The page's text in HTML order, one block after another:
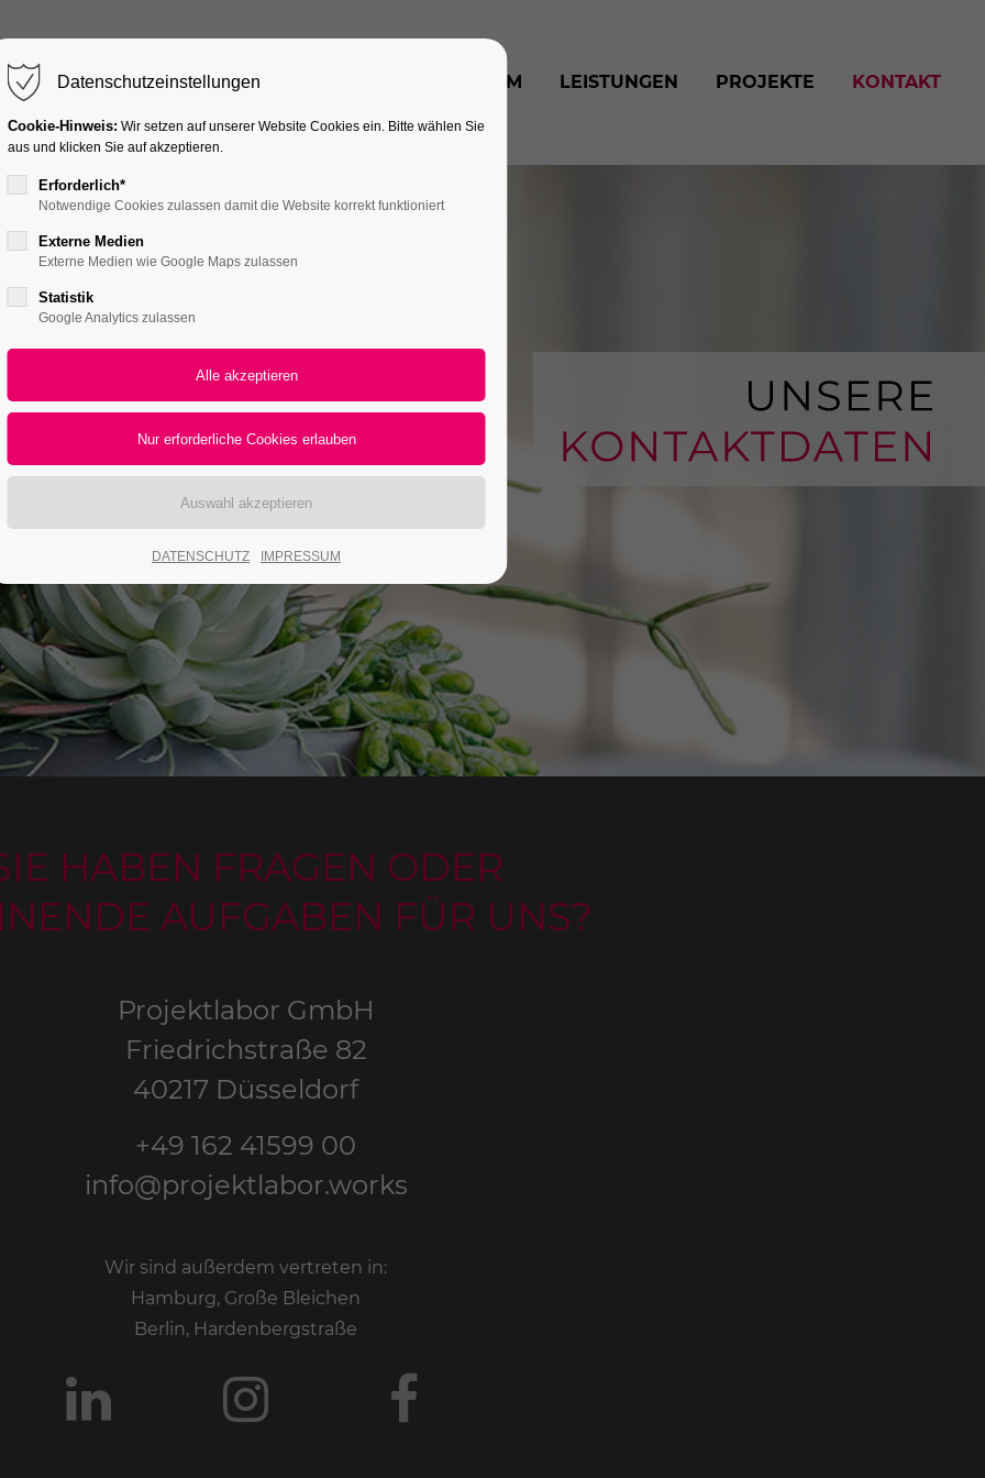
TEAM LEISTUNGEN PROJEKTE KONTAKT
HABEN FRAGEN ODER
AUFGABEN FÜR UNS?
Projektlabor GmbH
Friedrichstraße 82
40217 Düsseldorf
+49 162 41599 00
info@projektlabor.works
Wir sind außerdem vertreten in:
Hamburg, Große Bleichen
Berlin, Hardenbergstraße
Datenschutzeinstellungen
Cookie-Hinweis: Wir setzen auf unserer Website Cookies ein. Bitte wählen Sie
aus und klicken Sie auf akzeptieren.
Erforderlich*
Notwendige Cookies zulassen damit die Website korrekt funktioniert
Externe Medien
Externe Medien wie Google Maps zulassen
Statistik
Google Analytics zulassen
DATENSCHUTZ IMPRESSUM